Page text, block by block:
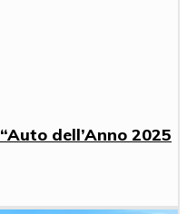
dell’Anno 2025